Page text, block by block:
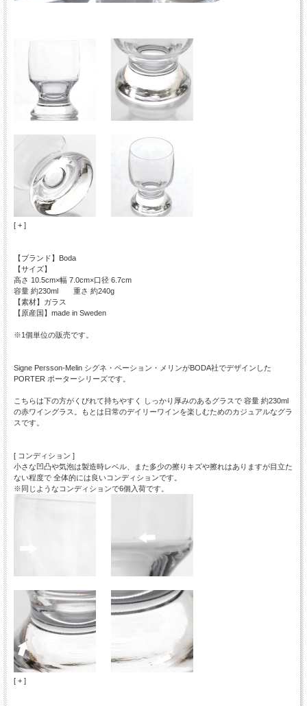
[ + ]
【ブランド】Boda
【サイズ】
高さ 10.5cm×幅 7.0cm×口径 6.7cm
容量 約230ml 重さ 約240g
【素材】ガラス
【原産国】made in Sweden
※1個単位の販売です。
Signe Persson-Melin シグネ・ペーション・メリンがBODA社でデザインした
PORTER ポーターシリーズです。
こちらは下の方がくびれて持ちやすく しっかり厚みのあるグラスで 容量 約230ml
の赤ワイングラス。もとは日常のデイリーワインを楽しむためのカジュアルなグラ
スです。
[ コンディション ]
小さな凹凸や気泡は製造時レベル、また多少の擦りキズや擦れはありますが目立た
ない程度で 全体的には良いコンディションです。
※同じようなコンディションで6個入荷です。
[ + ]